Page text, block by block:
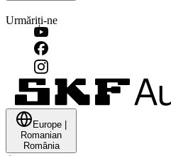
Urmăriți-ne
Europe
Romanian
România